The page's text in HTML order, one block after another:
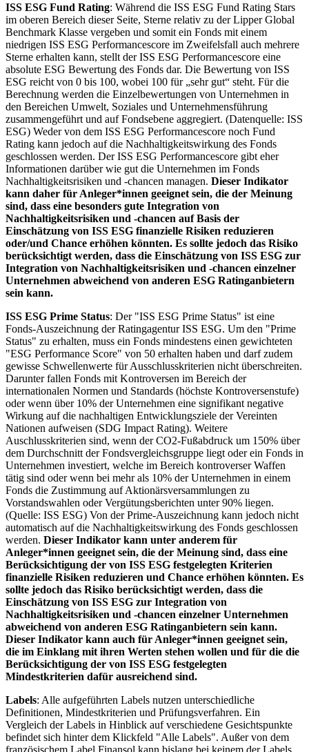
ISS ESG Fund Rating: Während die ISS ESG Fund Rating Stars
im oberen Bereich dieser Seite, Sterne relativ zu der Lipper Global
Benchmark Klasse vergeben und somit ein Fonds mit einem
niedrigen ISS ESG Performancescore im Zweifelsfall auch mehrere
Sterne erhalten kann, stellt der ISS ESG Performancescore eine
absolute ESG Bewertung des Fonds dar. Die Bewertung von ISS
ESG reicht von 0 bis 100, wobei 100 für „sehr gut“ steht. Für die
Berechnung werden die Einzelbewertungen von Unternehmen in
den Bereichen Umwelt, Soziales und Unternehmensführung
zusammengeführt und auf Fondsebene aggregiert. (Datenquelle: ISS
ESG) Weder von dem ISS ESG Performancescore noch Fund
Rating kann jedoch auf die Nachhaltigkeitswirkung des Fonds
geschlossen werden. Der ISS ESG Performancescore gibt eher
Informationen darüber wie gut die Unternehmen im Fonds
Nachhaltigkeitsrisiken und -chancen managen. Dieser Indikator
kann daher für Anleger*innen geeignet sein, die der Meinung
sind, dass eine besonders gute Integration von
Nachhaltigkeitsrisiken und -chancen auf Basis der
Einschätzung von ISS ESG finanzielle Risiken reduzieren
oder/und Chance erhöhen könnten. Es sollte jedoch das Risiko
berücksichtigt werden, dass die Einschätzung von ISS ESG zur
Integration von Nachhaltigkeitsrisiken und -chancen einzelner
Unternehmen abweichend von anderen ESG Ratinganbietern
sein kann.
ISS ESG Prime Status: Der "ISS ESG Prime Status" ist eine
Fonds-Auszeichnung der Ratingagentur ISS ESG. Um den "Prime
Status" zu erhalten, muss ein Fonds mindestens einen gewichteten
"ESG Performance Score" von 50 erhalten haben und darf zudem
gewisse Schwellenwerte für Ausschlusskriterien nicht überschreiten.
Darunter fallen Fonds mit Kontroversen im Bereich der
internationalen Normen und Standards (höchste Kontroversenstufe)
oder wenn über 10% der Unternehmen eine signifikant negative
Wirkung auf die nachhaltigen Entwicklungsziele der Vereinten
Nationen aufweisen (SDG Impact Rating). Weitere
Auschlusskriterien sind, wenn der CO2-Fußabdruck um 150% über
dem Durchschnitt der Fondsvergleichsgruppe liegt oder ein Fonds in
Unternehmen investiert, welche im Bereich kontroverser Waffen
tätig sind oder wenn bei mehr als 10% der Unternehmen in einem
Fonds die Zustimmung auf Aktionärsversammlungen zu
Vorstandswahlen oder Vergütungsberichten unter 90% liegen.
(Quelle: ISS ESG) Von der Prime-Auszeichnung kann jedoch nicht
automatisch auf die Nachhaltigkeitswirkung des Fonds geschlossen
werden. Dieser Indikator kann unter anderem für
Anleger*innen geeignet sein, die der Meinung sind, dass eine
Berücksichtigung der von ISS ESG festgelegten Kriterien
finanzielle Risiken reduzieren und Chance erhöhen könnten. Es
sollte jedoch das Risiko berücksichtigt werden, dass die
Einschätzung von ISS ESG zur Integration von
Nachhaltigkeitsrisiken und -chancen einzelner Unternehmen
abweichend von anderen ESG Ratinganbietern sein kann.
Dieser Indikator kann auch für Anleger*innen geeignet sein,
die im Einklang mit ihren Werten stehen wollen und für die die
Berücksichtigung der von ISS ESG festgelegten
Mindestkriterien dafür ausreichend sind.
Labels: Alle aufgeführten Labels nutzen unterschiedliche
Definitionen, Mindestkriterien und Prüfungsverfahren. Ein
Vergleich der Labels in Hinblick auf verschiedene Gesichtspunkte
befindet sich hinter dem Klickfeld "Alle Labels". Außer von dem
französischem Label Finansol kann bislang bei keinem der Labels